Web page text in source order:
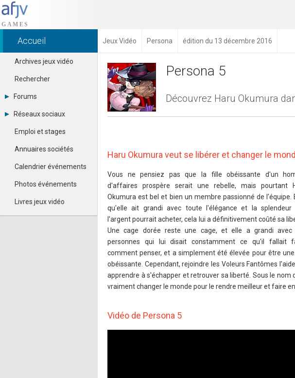
Accueil Jeux Vidéo Persona édition du 13 décembre 2016
Archives jeux vidéo
Rechercher
Forums
Tous les forums
Se connecter
Contacter un modérateur
Réseaux sociaux
Dailymotion
Facebook
Google+
Pinterest
Youtube
Emploi et stages
Annuaires sociétés
Calendrier événements
Photos événements
Livres jeux vidéo
Persona 5
Découvrez Haru Okumura
Haru Okumura veut se libérer et changer le
Vous ne pensiez pas que la fille obéissante d'un
d'affaires prospère serait une rebelle, mais pourtant
Okumura est bel et bien un membre passionné de l'équipe.
qu'elle ait grandi avec toute l'élégance et la splendeur
l'argent pourrait acheter, cela lui a définitivement coûté sa
Une cage dorée reste une cage, et elle a grandi avec
personnes qui lui disait constamment ce qu'il fallait
comment penser, et a simplement été élevée pour être
obéissante. Cependant, rejoindre les Voleurs Fantômes
apprendre à s'échapper et retrouver sa liberté. Sous le nom
vraiment changer le monde pour le rendre meilleur et faire
Vidéo de Persona 5